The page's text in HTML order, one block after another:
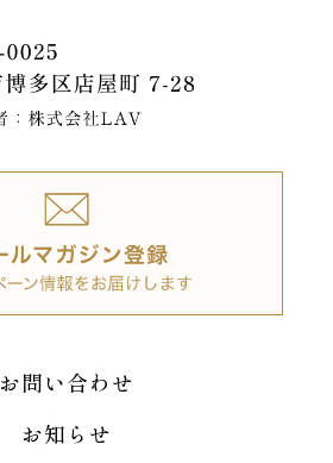
お問い合わせ
お知らせ